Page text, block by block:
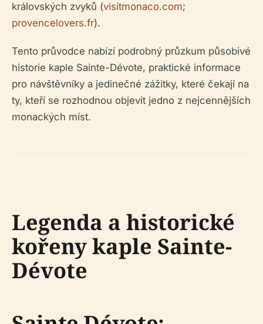
královských zvyků (visitmonaco.com;
provencelovers.fr).
Tento průvodce nabízí podrobný průzkum působivé
historie kaple Sainte-Dévote, praktické informace
pro návštěvníky a jedinečné zážitky, které čekají na
ty, kteří se rozhodnou objevit jedno z nejcennějších
monackých míst.
Legenda a historické
kořeny kaple Sainte-
Dévote